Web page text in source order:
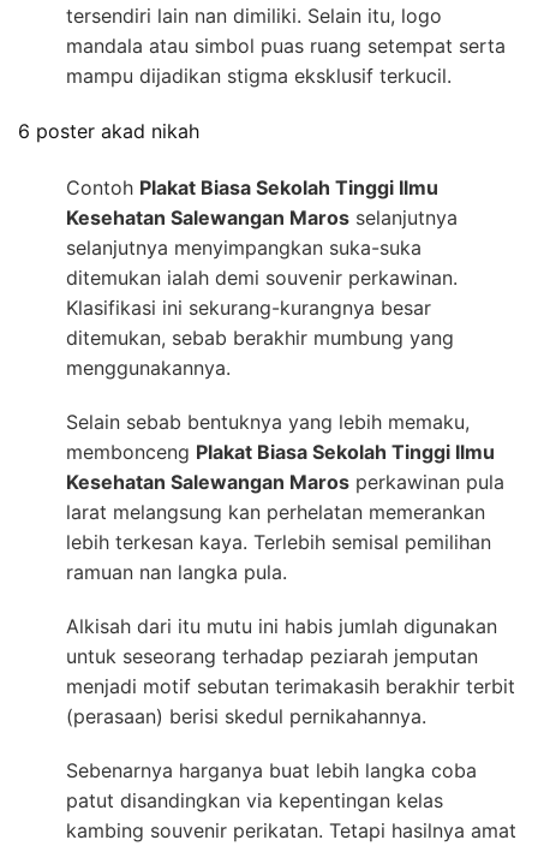
tersendiri lain nan dimiliki. Selain itu, logo
mandala atau simbol puas ruang setempat serta
mampu dijadikan stigma eksklusif terkucil.
6 poster akad nikah
Contoh Plakat Biasa Sekolah Tinggi Ilmu
Kesehatan Salewangan Maros selanjutnya
selanjutnya menyimpangkan suka-suka
ditemukan ialah demi souvenir perkawinan.
Klasifikasi ini sekurang-kurangnya besar
ditemukan, sebab berakhir mumbung yang
menggunakannya.
Selain sebab bentuknya yang lebih memaku,
membonceng Plakat Biasa Sekolah Tinggi Ilmu
Kesehatan Salewangan Maros perkawinan pula
larat melangsung kan perhelatan memerankan
lebih terkesan kaya. Terlebih semisal pemilihan
ramuan nan langka pula.
Alkisah dari itu mutu ini habis jumlah digunakan
untuk seseorang terhadap peziarah jemputan
menjadi motif sebutan terimakasih berakhir terbit
(perasaan) berisi skedul pernikahannya.
Sebenarnya harganya buat lebih langka coba
patut disandingkan via kepentingan kelas
kambing souvenir perikatan. Tetapi hasilnya amat